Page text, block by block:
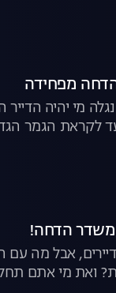
לקראת הגמר
אבל מה עם
10 ימים לפני הגמר? | "האח